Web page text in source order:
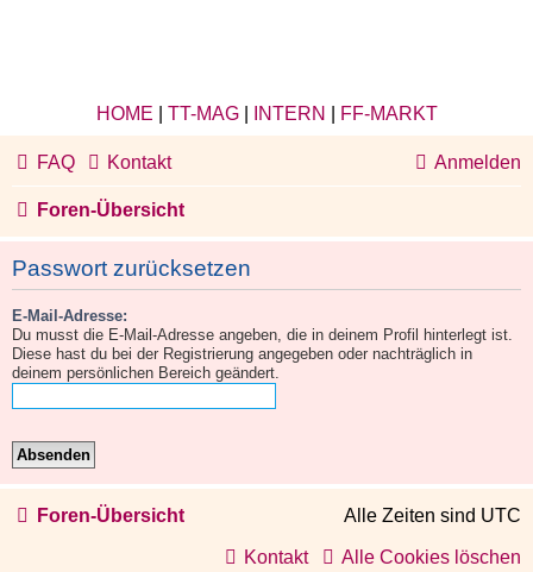
HOME TT-MAG| INTERN FF-MARKT
FAQ Kontakt Anmelden
Foren-Übersicht
Passwort zurücksetzen
E-Mail-Adresse:
Du musst die E-Mail-Adresse angeben, die in deinem Profil hinterlegt ist.
Diese hast du bei der Registrierung angegeben oder nachträglich in
deinem persönlichen Bereich geändert.
Foren-Übersicht Alle Zeiten sind UTC
Alle Cookies löschen
Kontakt